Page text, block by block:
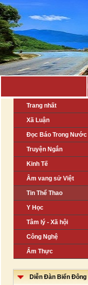
Trang nhất
Xã Luận
Đọc Báo Trong Nước
Truyện Ngắn
Kinh Tế
Âm vang sử Việt
Tin Thể Thao
Y Học
Tâm lý - Xã hội
Công Nghệ
Ẩm Thực
Diễn Đàn Biển Đông